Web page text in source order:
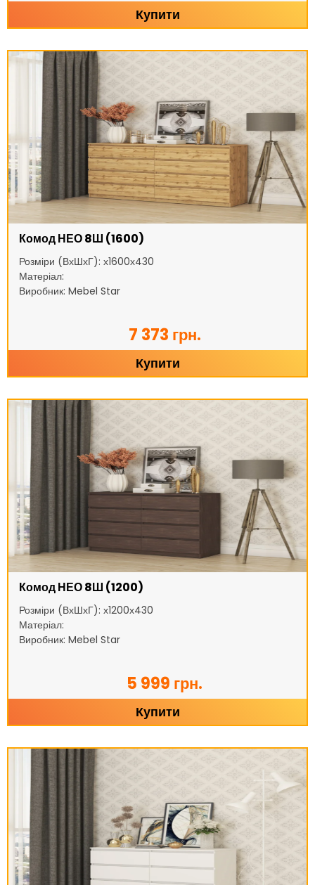
Купити
Комод НЕО 8Ш (1600)
Розміри (ВхШхГ): х1600х430
Матеріал:
Виробник: Mebel Star
7 373 грн.
Купити
Комод НЕО 8Ш (1200)
Розміри (ВхШхГ): х1200х430
Матеріал:
Виробник: Mebel Star
5 999 грн.
Купити